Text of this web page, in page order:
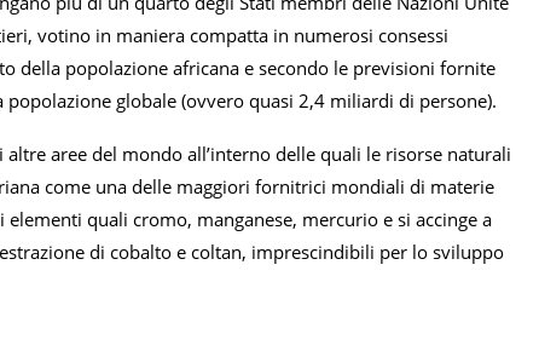
votino in maniera compatta in numerosi consessi
della popolazione africana e secondo le previsioni fornite
globale (ovvero quasi 2,4 miliardi di persone).
aree del mondo all’interno delle quali le risorse naturali
come una delle maggiori fornitrici mondiali di materie
quali cromo, manganese, mercurio e si accinge a
di cobalto e coltan, imprescindibili per lo sviluppo